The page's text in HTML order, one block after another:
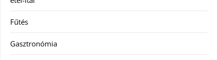
Fűtés
Gasztronómia